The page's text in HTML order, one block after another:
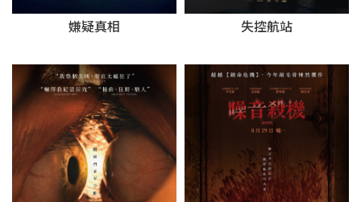
嫌疑真相 失控航站